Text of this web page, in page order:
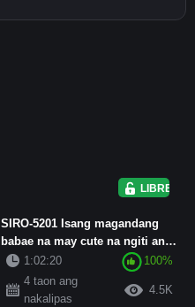
LIBRE
SIRO-5201 Isang magandang
babae na may cute na ngiti ang
nag-apply para sa isang A...
1:02:20
100%
4 taon ang
nakalipas
4.5K